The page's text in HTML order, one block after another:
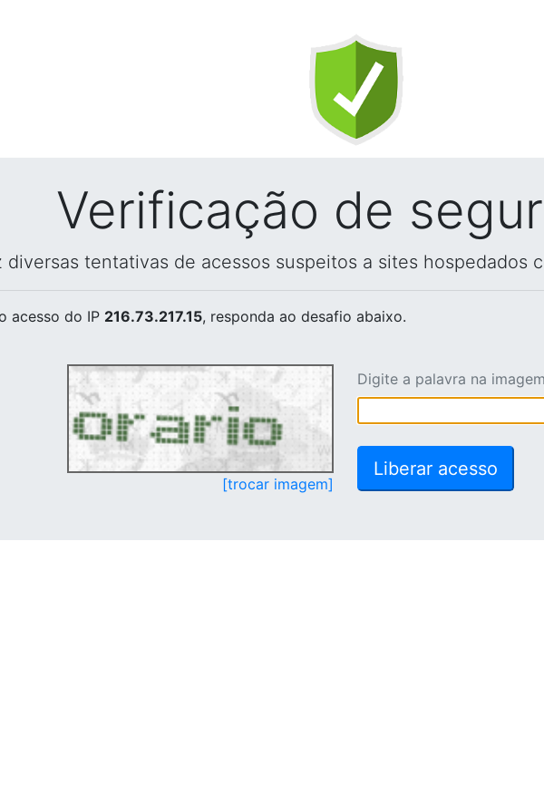
Verificação de
diversas tentativas de acessos suspeitos a sites hospedados
acesso do IP 216.73.217.15, responda ao desafio abaixo.
[trocar imagem]
Digite a palavra na